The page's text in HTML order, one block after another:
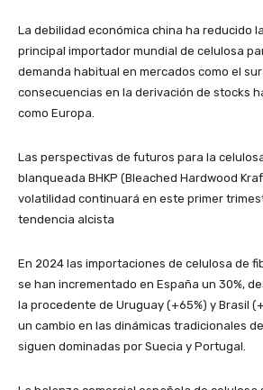
La debilidad económica china ha reducido
principal importador mundial de celulosa
demanda habitual en mercados como el
consecuencias en la derivación de stocks
como Europa.
Las perspectivas de futuros para la
blanqueada BHKP (Bleached Hardwood
volatilidad continuará en este primer
tendencia alcista
En 2024 las importaciones de celulosa de
se han incrementado en España un 30%,
la procedente de Uruguay (+65%) y Brasil
un cambio en las dinámicas tradicionales
siguen dominadas por Suecia y Portugal.